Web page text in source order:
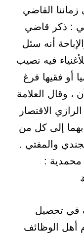
القاضي
: ذكر قاضي
أنه سئل
فيه نصيب
أو فقيها فرغ
، وقال العلامة
الاقتصار
إلى كل من
والمفتي .
:
في تحصيل
أهل الوظائف